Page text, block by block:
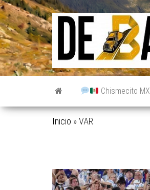
Saltar
al
contenido
Chismecito MX
Inicio »VAR